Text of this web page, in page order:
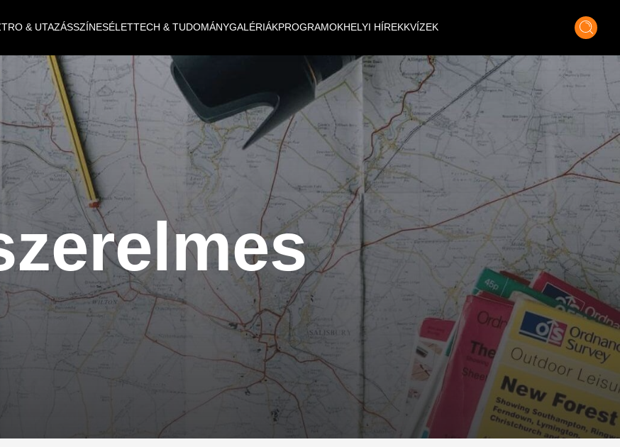
& UTAZÁSSZÍNESÉLETTECH & TUDOMÁNYGALÉRIÁKPROGRAMOKHELYI HÍREKKVÍZEK